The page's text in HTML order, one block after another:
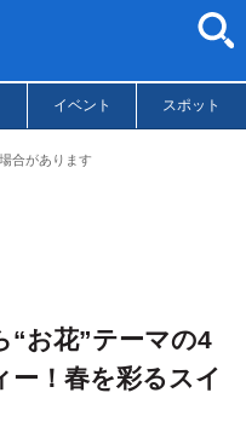
イベント スポット
合があります
“お花”テーマの4
ー！春を彩るスイ